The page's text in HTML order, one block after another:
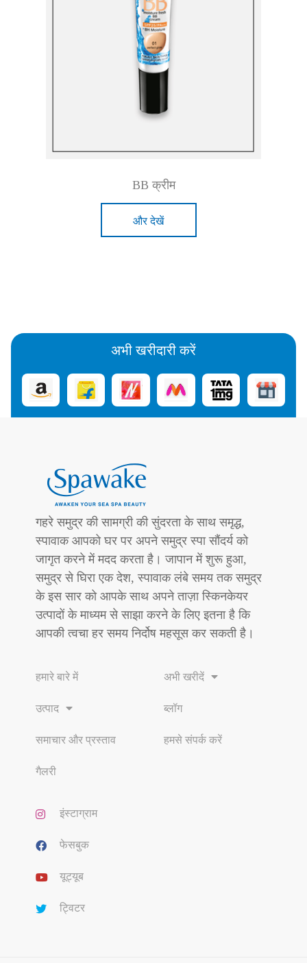
BB क्रीम
और देखें
अभी खरीदारी करें
गहरे समुद्र की सामग्री की सुंदरता के साथ समृद्ध,
स्पावाक आपको घर पर अपने समुद्र स्पा सौंदर्य को
जागृत करने में मदद करता है। जापान में शुरू हुआ,
समुद्र से घिरा एक देश, स्पावाक लंबे समय तक समुद्र
के इस सार को आपके साथ अपने ताज़ा स्किनकेयर
उत्पादों के माध्यम से साझा करने के लिए इतना है कि
आपकी त्वचा हर समय निर्दोष महसूस कर सकती है।
हमारे बारे में
उत्पाद
समाचार और प्रस्ताव
गैलरी
अभी खरीदें
ब्लॉग
हमसे संपर्क करें
इंस्टाग्राम
फेसबुक
यूट्यूब
ट्विटर